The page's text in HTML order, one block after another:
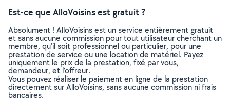
Est-ce que AlloVoisins est gratuit ?
Absolument ! AlloVoisins est un service entièrement gratuit
et sans aucune commission pour tout utilisateur cherchant un
membre, qu’il soit professionnel ou particulier, pour une
prestation de service ou une location de matériel. Payez
uniquement le prix de la prestation, fixé par vous,
demandeur, et l’offreur.
Vous pouvez réaliser le paiement en ligne de la prestation
directement sur AlloVoisins, sans aucune commission ni frais
bancaires.